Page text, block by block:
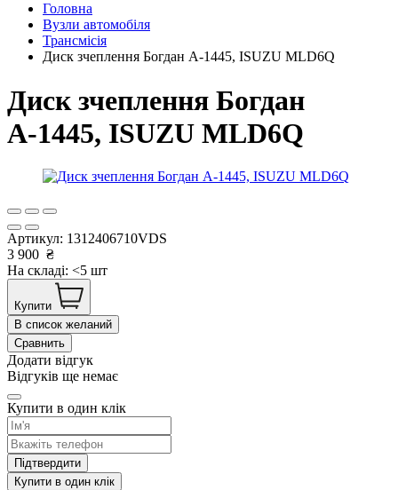
Головна
Вузли автомобіля
Трансмісія
Диск зчеплення Богдан А-1445, ISUZU MLD6Q
Диск зчеплення Богдан
А-1445, ISUZU MLD6Q
Артикул: 1312406710VDS
3 900 ₴
На складі: <5 шт
Купити
В список желаний
Сравнить
Додати відгук
Відгуків ще немає
Купити в один клік
Підтвердити
Купити в один клік